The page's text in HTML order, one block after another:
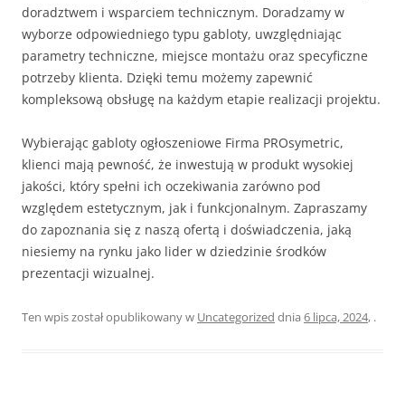
doradztwem i wsparciem technicznym. Doradzamy w
wyborze odpowiedniego typu gabloty, uwzględniając
parametry techniczne, miejsce montażu oraz specyficzne
potrzeby klienta. Dzięki temu możemy zapewnić
kompleksową obsługę na każdym etapie realizacji projektu.
Wybierając gabloty ogłoszeniowe Firma PROsymetric,
klienci mają pewność, że inwestują w produkt wysokiej
jakości, który spełni ich oczekiwania zarówno pod
względem estetycznym, jak i funkcjonalnym. Zapraszamy
do zapoznania się z naszą ofertą i doświadczenia, jaką
niesiemy na rynku jako lider w dziedzinie środków
prezentacji wizualnej.
Ten wpis został opublikowany w Uncategorized dnia 6 lipca, 2024, .